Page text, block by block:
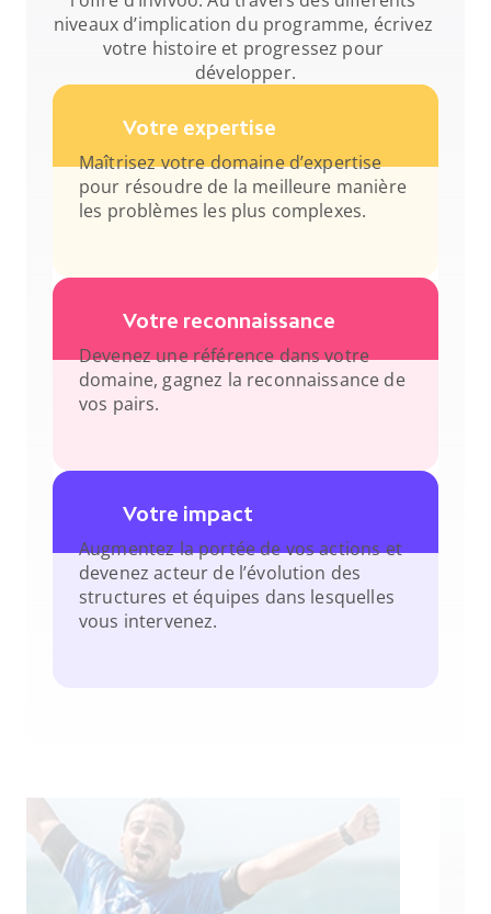
niveaux d’implication du programme, écrivez
votre histoire et progressez pour
développer.
Votre expertise
Maîtrisez votre domaine d’expertise
pour résoudre de la meilleure manière
les problèmes les plus complexes.
Votre reconnaissance
Devenez une référence dans votre
domaine, gagnez la reconnaissance de
vos pairs.
Votre impact
Augmentez la portée de vos actions et
devenez acteur de l’évolution des
structures et équipes dans lesquelles
vous intervenez.